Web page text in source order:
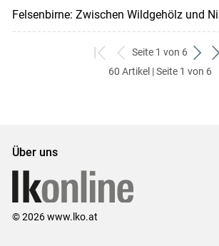
Felsenbirne: Zwischen Wildgehölz und
zum
ersten
zurück
zum
Seite 1 von 6
zum
60 Artikel | Seite 1 von 6
Über uns
© 2026 www.lko.at